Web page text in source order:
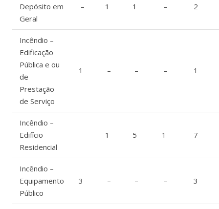
Depósito em
Geral
– 1 1 – 2
Incêndio –
Edificação
Pública e ou
de
Prestação
de Serviço
1 – – – 1
Incêndio –
Edifício
Residencial
– 1 5 1 7
Incêndio –
Equipamento
Público
3 – – – 3